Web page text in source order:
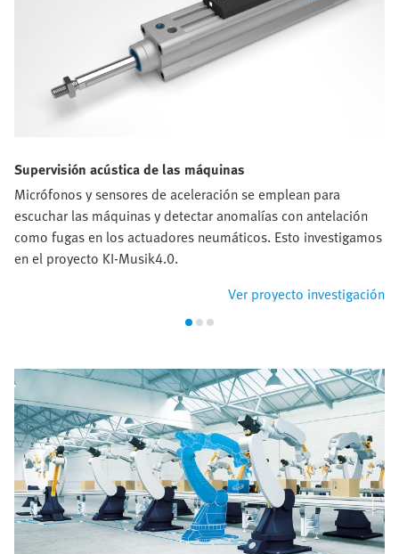
Supervisión acústica de las máquinas
Micrófonos y sensores de aceleración se emplean para
escuchar las máquinas y detectar anomalías con antelación
como fugas en los actuadores neumáticos. Esto investigamos
en el proyecto KI-Musik4.0.
Ver proyecto investigación